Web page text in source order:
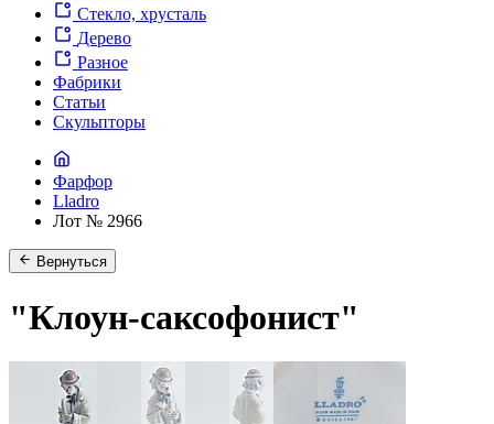
Стекло, хрусталь
Дерево
Разное
Фабрики
Статьи
Скульпторы
Фарфор
Lladro
Лот № 2966
Вернуться
"Клоун-саксофонист"